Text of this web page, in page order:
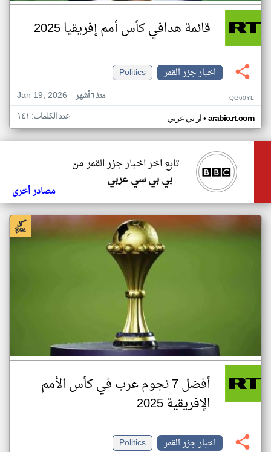
قائمة هدافي كأس أمم إفريقيا 2025
اخبار جزر القمر
Politics
Jan 19, 2026
منذ ٦ أشهر QG60YL
ار تي عربي• arabic.rt.com عدد الكلمات: ١٤١
تابع اخر اخبار جزر القمر من
بي بي سي عربي
مصادر أخرى
أفضل 7 نجوم عرب في كأس الأمم
الإفريقية 2025
اخبار جزر القمر
Politics